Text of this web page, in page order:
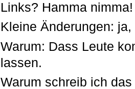
Links? Hamma nimma!
Kleine Änderungen:
Warum: Dass Leute
lassen.
Warum schreib ich